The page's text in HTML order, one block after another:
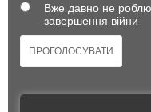
Вже давно не
завершення війни